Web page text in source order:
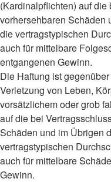
(Kardinalpflichten) auf
vorhersehbaren Schäden
die vertragstypischen
auch für mittelbare
entgangenen Gewinn.
Die Haftung ist
Verletzung von Leben,
vorsätzlichem oder grob
auf die bei
Schäden und im Übrigen
vertragstypischen
auch für mittelbare
Gewinn.